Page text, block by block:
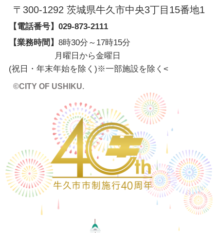
〒300-1292 茨城県牛久市中央3丁目15番地1
【電話番号】 029-873-2111
【業務時間】 8時30分～17時15分
月曜日から金曜日
(祝日・年末年始を除く)※一部施設を除く <
©CITY OF USHIKU.